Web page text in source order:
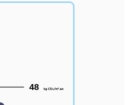
48